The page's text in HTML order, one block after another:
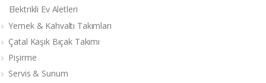
Elektrikli Ev Aletleri
Yemek & Kahvaltı Takımları
Çatal Kaşık Bıçak Takımı
Pişirme
Servis & Sunum